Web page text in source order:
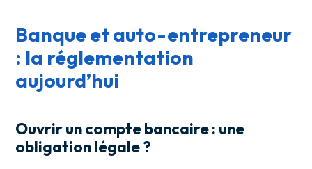
Banque et auto-entrepreneur
: la réglementation
aujourd’hui
Ouvrir un compte bancaire : une
obligation légale ?